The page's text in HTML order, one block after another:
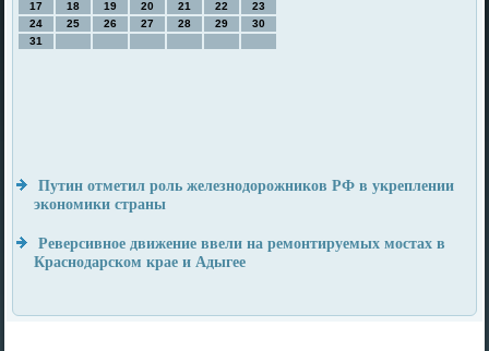
17
18 19 20 21 22
23
24
25 26 27 28 29
30
31
Путин отметил роль железнодорожников РФ в укреплении
экономики страны
Реверсивное движение ввели на ремонтируемых мостах в
Краснодарском крае и Адыгее